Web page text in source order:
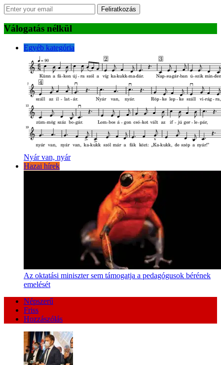
Feliratkozás
Válogatás nélkül
Egyéb kategória
Nyár van, nyár
Hazai hírek
Az oktatási miniszter sem támogatja a pedagógusok bérének
emelését
Népszerű
Friss
Hozzászólás